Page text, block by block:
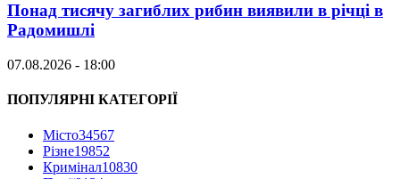
Понад тисячу загиблих рибин виявили в річці в
Радомишлі
07.08.2026 - 18:00
ПОПУЛЯРНІ КАТЕГОРІЇ
Місто34567
Різне19852
Кримінал10830